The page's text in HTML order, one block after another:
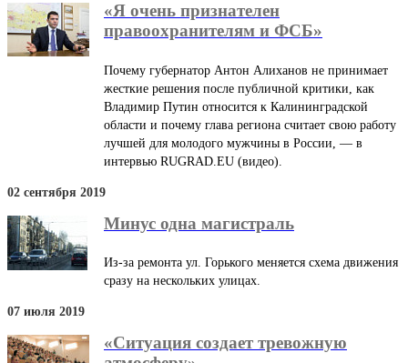
«Я очень признателен
правоохранителям и ФСБ»
Почему губернатор Антон Алиханов не принимает
жесткие решения после публичной критики, как
Владимир Путин относится к Калининградской
области и почему глава региона считает свою работу
лучшей для молодого мужчины в России, — в
интервью RUGRAD.EU (видео).
02 сентября 2019
Минус одна магистраль
Из-за ремонта ул. Горького меняется схема движения
сразу на нескольких улицах.
07 июля 2019
«Ситуация создает тревожную